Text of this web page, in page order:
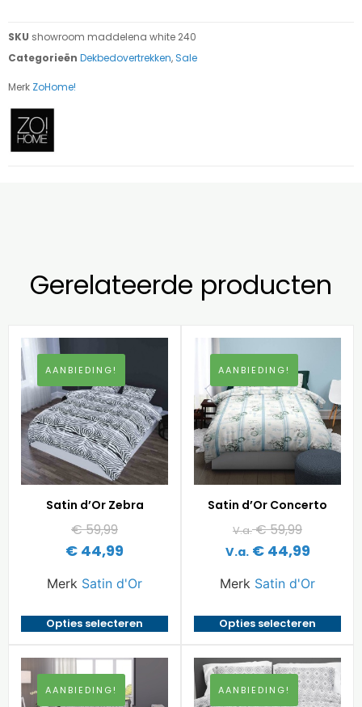
SKU showroom maddelena white 240
Categorieën Dekbedovertrekken, Sale
Merk ZoHome!
Gerelateerde producten
AANBIEDING!
Satin d’Or Zebra
€59,99
€ 44,99
Merk Satin d'Or
Opties selecteren
AANBIEDING!
Satin d’Or Concerto
V.a. €59,99
V.a. €44,99
Merk Satin d'Or
Opties selecteren
AANBIEDING! AANBIEDING!